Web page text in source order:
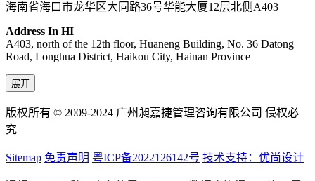
海南省海口市龙华区大同路36号华能大厦12层北侧A403
Address In HI
A403, north of the 12th floor, Huaneng Building, No. 36 Datong
Road, Longhua District, Haikou City, Hainan Province
展开
版权所有 © 2009-2024 广州昶嘉捷管理咨询有限公司 侵权必
究
Sitemap 免责声明 粤ICP备2022126142号 技术支持：优尚设计